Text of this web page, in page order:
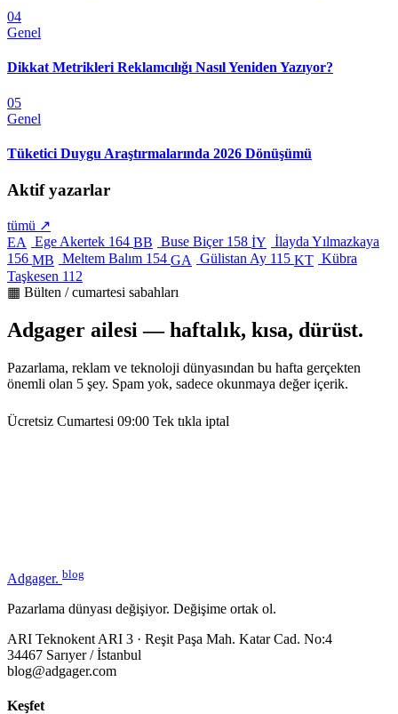
04
Genel
Dikkat Metrikleri Reklamcılığı Nasıl Yeniden Yazıyor?
05
Genel
Tüketici Duygu Araştırmalarında 2026 Dönüşümü
Aktif yazarlar
tümü ↗
EA
Ege Akertek 164 BB Buse Biçer 158 İY İlayda Yılmazkaya
156 MB Meltem Balım 154 GA Gülistan Ay 115 KT Kübra
Taşkesen 112
▦ Bülten / cumartesi sabahları
Adgager ailesi — haftalık, kısa, dürüst.
Pazarlama, reklam ve teknoloji dünyasından bu hafta gerçekten
önemli olan 5 şey. Spam yok, sadece okunmaya değer içerik.
Ücretsiz Cumartesi 09:00 Tek tıkla iptal
Adgager. blog
Pazarlama dünyası değişiyor. Değişime ortak ol.
ARI Teknokent ARI 3 · Reşit Paşa Mah. Katar Cad. No:4
34467 Sarıyer / İstanbul
blog@adgager.com
Keşfet